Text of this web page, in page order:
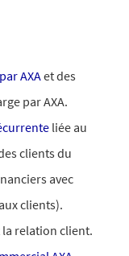
AXAet des
par AXA.
liée au
clients du
avec
clients).
relation client.